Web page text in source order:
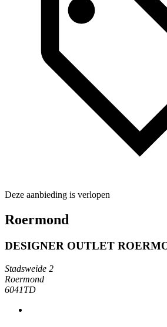
Deze aanbieding is verlopen
Roermond
DESIGNER OUTLET
Stadsweide 2
Roermond
6041TD